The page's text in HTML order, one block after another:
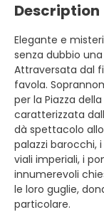
Description
Elegante e
senza dubbio
Attraversata dal
favola.
per la Piazza
caratterizzata
dà spettacolo
palazzi barocchi,
viali imperiali, i
innumerevoli
le loro guglie,
particolare.